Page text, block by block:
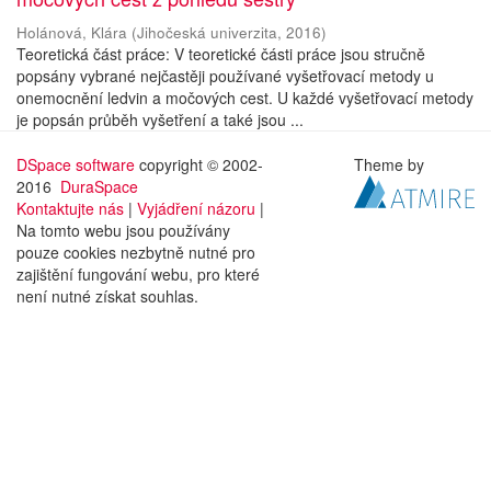
Holánová, Klára (Jihočeská univerzita, 2016)
Teoretická část práce: V teoretické části práce jsou stručně
popsány vybrané nejčastěji používané vyšetřovací metody u
onemocnění ledvin a močových cest. U každé vyšetřovací metody
je popsán průběh vyšetření a také jsou ...
DSpace software copyright © 2002-
2016 DuraSpace
Kontaktujte nás | Vyjádření názoru |
Na tomto webu jsou používány
pouze cookies nezbytně nutné pro
zajištění fungování webu, pro které
není nutné získat souhlas.
Theme by